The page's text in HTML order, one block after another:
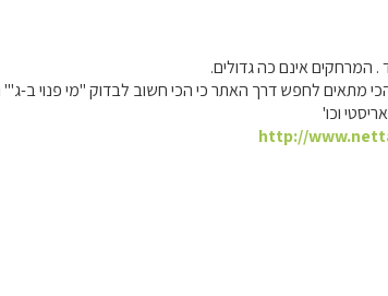
אינם כה גדולים.
מתאים לחפש דרך האתר כי הכי חשוב לבדוק "מי פנוי ב-ג'"
וכו'
http://